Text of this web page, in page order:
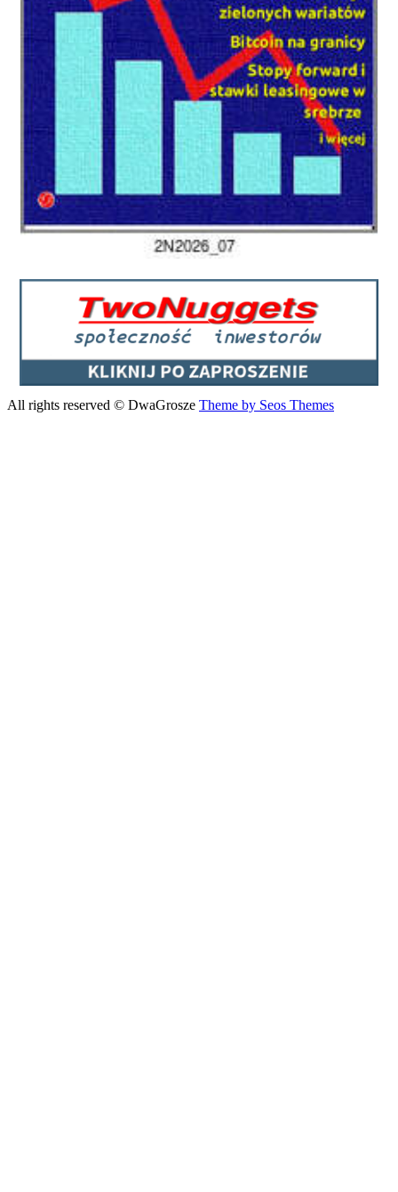
All rights reserved © DwaGrosze Theme by Seos Themes